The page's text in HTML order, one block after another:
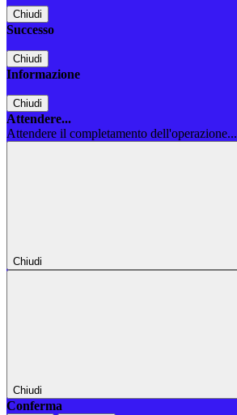
Chiudi
Successo
Chiudi
Informazione
Chiudi
Attendere...
Attendere il completamento dell'operazione...
Chiudi
Chiudi
Conferma